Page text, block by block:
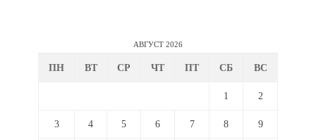
АВГУСТ 2026
ПН ВТ СР ЧТ ПТ СБ ВС
1 2
3 4 5 6 7 8 9